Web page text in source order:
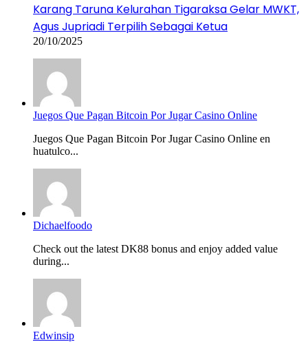
Karang Taruna Kelurahan Tigaraksa Gelar MWKT,
Agus Jupriadi Terpilih Sebagai Ketua
20/10/2025
Juegos Que Pagan Bitcoin Por Jugar Casino Online
Juegos Que Pagan Bitcoin Por Jugar Casino Online en
huatulco...
Dichaelfoodo
Check out the latest DK88 bonus and enjoy added value
during...
Edwinsip